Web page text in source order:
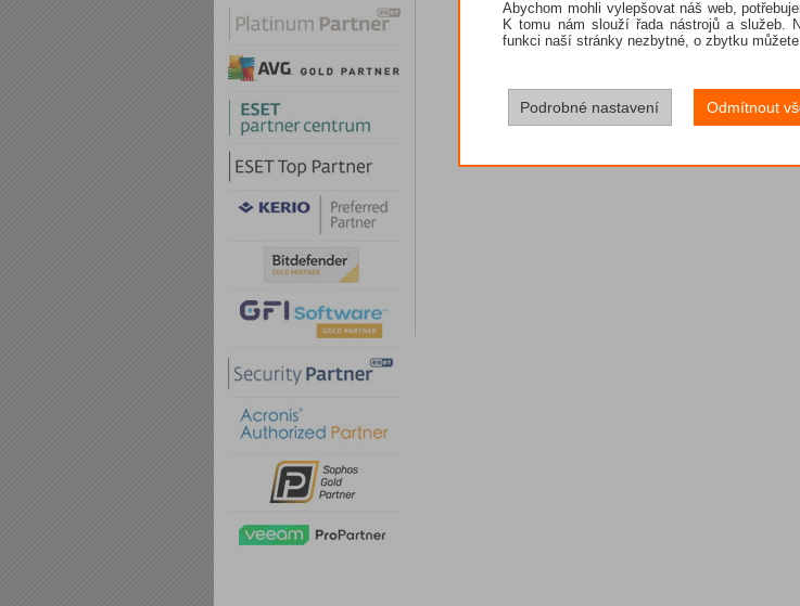
Abychom mohli vylepšovat náš web,
K tomu nám slouží řada nástrojů a služeb.
funkci naší stránky nezbytné, o zbytku
Podrobné nastavení Odmítnout